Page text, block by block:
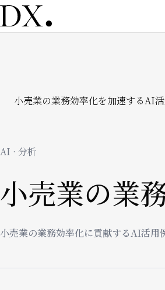
メ
ン
パ
ン
く
ず
小売業の業務効率化を加速するAI
AI · 分析
小売業の業
小売業の業務効率化に貢献するAI活用